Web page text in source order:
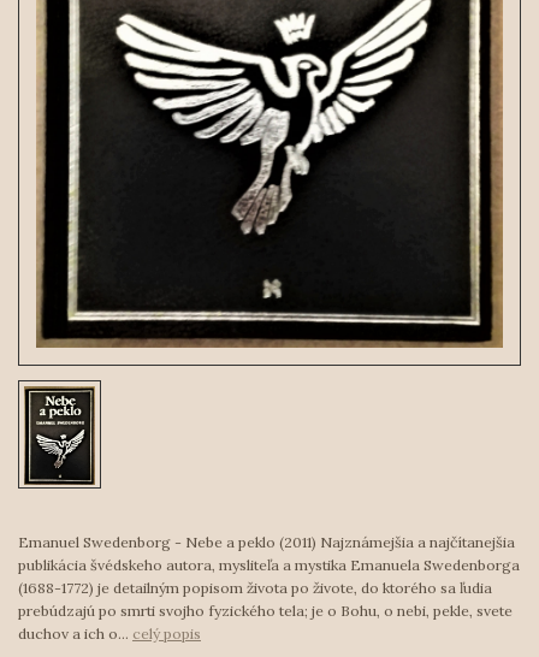
Emanuel Swedenborg - Nebe a peklo (2011) Najznámejšia a najčítanejšia
publikácia švédskeho autora, mysliteľa a mystika Emanuela Swedenborga
(1688-1772) je detailným popisom života po živote, do ktorého sa ľudia
prebúdzajú po smrti svojho fyzického tela; je o Bohu, o nebi, pekle, svete
duchov a ich o... celý popis